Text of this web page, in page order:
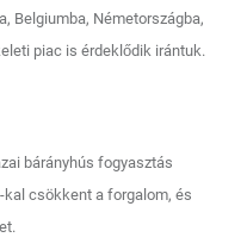
Belgiumba, Németországba,
piac is érdeklődik irántuk.
bárányhús fogyasztás
kal csökkent a forgalom, és